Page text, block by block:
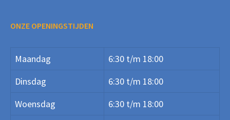
ONZE OPENINGSTIJDEN
Maandag
6:30 t/m 18:00
Dinsdag
6:30 t/m 18:00
Woensdag
6:30 t/m 18:00